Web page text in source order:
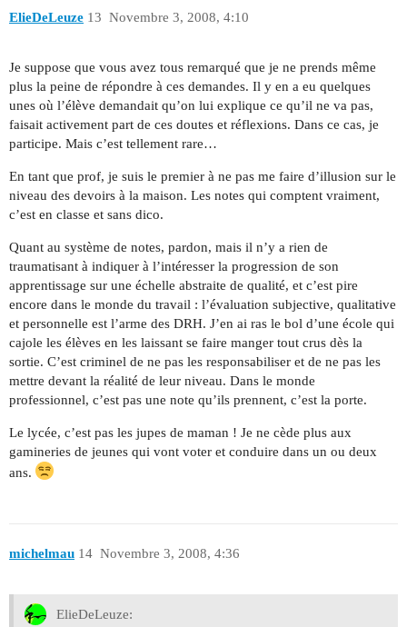
ElieDeLeuze Novembre 3, 2008, 4:10
13
Je suppose que vous avez tous remarqué que je ne prends même
plus la peine de répondre à ces demandes. Il y en a eu quelques
unes où l’élève demandait qu’on lui explique ce qu’il ne va pas,
faisait activement part de ces doutes et réflexions. Dans ce cas, je
participe. Mais c’est tellement rare…
En tant que prof, je suis le premier à ne pas me faire d’illusion sur le
niveau des devoirs à la maison. Les notes qui comptent vraiment,
c’est en classe et sans dico.
Quant au système de notes, pardon, mais il n’y a rien de
traumatisant à indiquer à l’intéresser la progression de son
apprentissage sur une échelle abstraite de qualité, et c’est pire
encore dans le monde du travail : l’évaluation subjective, qualitative
et personnelle est l’arme des DRH. J’en ai ras le bol d’une école qui
cajole les élèves en les laissant se faire manger tout crus dès la
sortie. C’est criminel de ne pas les responsabiliser et de ne pas les
mettre devant la réalité de leur niveau. Dans le monde
professionnel, c’est pas une note qu’ils prennent, c’est la porte.
Le lycée, c’est pas les jupes de maman ! Je ne cède plus aux
gamineries de jeunes qui vont voter et conduire dans un ou deux
ans.
michelmau Novembre 3, 2008, 4:36
14
ElieDeLeuze: